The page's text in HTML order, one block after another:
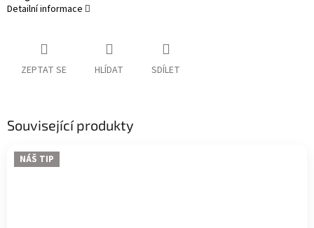
Detailní informace
ZEPTAT SE HLÍDAT SDÍLET
Související produkty
NÁŠ TIP